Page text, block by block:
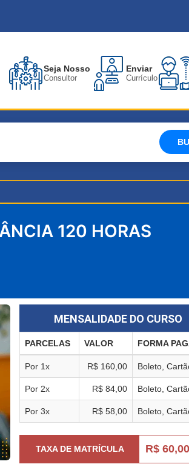
Seja Nosso
Consultor
Enviar
Currículo
120 HORAS
MENSALIDADE DO CURSO
PARCELAS VALOR FORMA
Por 1x R$ 160,00 Boleto,
Por 2x R$ 84,00 Boleto,
Por 3x R$ 58,00 Boleto,
TAXA DE MATRÍCULA R$ 60,00